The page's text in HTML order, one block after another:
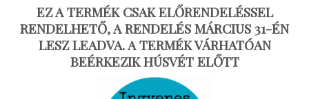
EZ A TERMÉK CSAK ELŐRENDELÉSSEL
RENDELHETŐ, A RENDELÉS MÁRCIUS 31-ÉN
LESZ LEADVA. A TERMÉK VÁRHATÓAN
BEÉRKEZIK HÚSVÉT ELŐTT